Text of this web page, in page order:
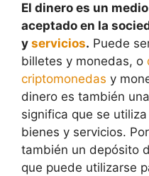
El dinero es un
aceptado en la
y servicios. Puede
billetes y monedas, o
criptomonedas y
dinero es también
significa que se
bienes y servicios.
también un depósito
que puede utilizarse